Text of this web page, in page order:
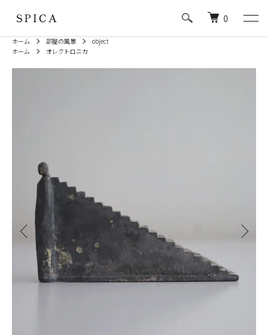
0
ホーム 部屋の風景
object
ホーム
オレクトロニカ